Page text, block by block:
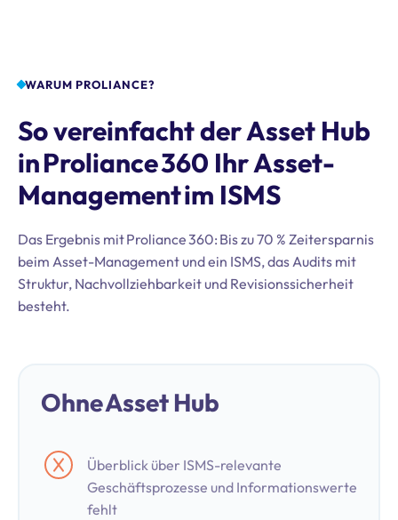
WARUM PROLIANCE?
So vereinfacht der Asset Hub
in Proliance 360 Ihr Asset-
Management im ISMS
Das Ergebnis mit Proliance 360: Bis zu 70 % Zeitersparnis
beim Asset-Management und ein ISMS, das Audits mit
Struktur, Nachvollziehbarkeit und Revisionssicherheit
besteht.
Ohne Asset Hub
Überblick über ISMS-relevante
Geschäftsprozesse und Informationswerte
fehlt